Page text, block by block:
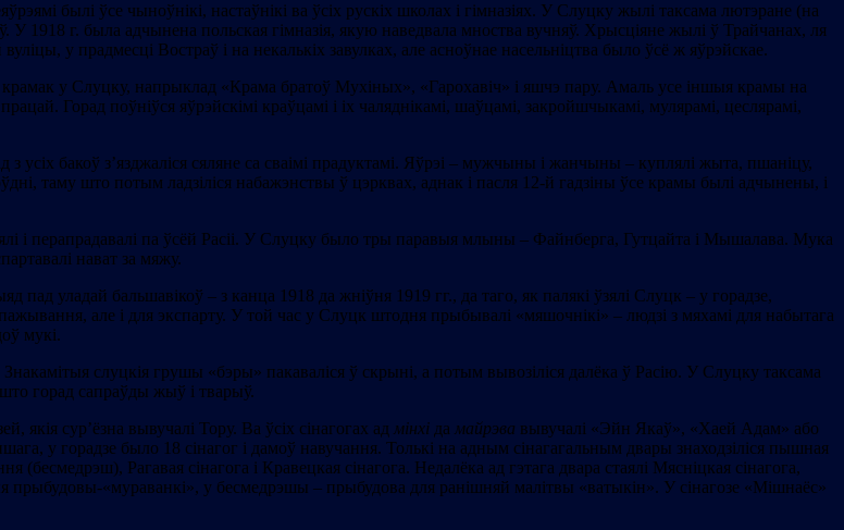
былі ўсе чыноўнікі, настаўнікі ва ўсіх рускіх школах і гімназіях. У Слуцку жылі таксама лютэране (на
У 1918 г. была адчынена польская гімназія, якую наведвала мноства вучняў. Хрысціяне жылі ў Трайчанах, ля
у прадмесці Востраў і на некалькіх завулках, але асноўнае насельніцтва было ўсё ж яўрэйскае.
крамак у Слуцку, напрыклад «Крама братоў Мухіных», «Гарохавіч» і яшчэ пару. Амаль усе іншыя крамы на
Горад поўніўся яўрэйскімі краўцамі і іх чаляднікамі, шаўцамі, закройшчыкамі, мулярамі, цеслярамі,
бакоў з’язджаліся сяляне са сваімі прадуктамі. Яўрэі – мужчыны і жанчыны – куплялі жыта, пшаніцу,
таму што потым ладзіліся набажэнствы ў цэрквах, аднак і пасля 12-й гадзіны ўсе крамы былі адчынены, і
і перапрадавалі па ўсёй Расіі. У Слуцку было тры паравыя млыны – Файнберга, Гутцайта і Мышалава. Мука
нават за мяжу.
уладай бальшавікоў – з канца 1918 да жніўня 1919 гг., да таго, як палякі ўзялі Слуцк – у горадзе,
але і для экспарту. У той час у Слуцк штодня прыбывалі «мяшочнікі» – людзі з мяхамі для набытага
мукі.
слуцкія грушы «бэры» пакаваліся ў скрыні, а потым вывозіліся далёка ў Расію. У Слуцку таксама
горад сапраўды жыў і тварыў.
якія сур’ёзна вывучалі Тору. Ва ўсіх сінагогах ад мінхі да майрэва вывучалі «Эйн Якаў», «Хаей Адам» або
у горадзе было 18 сінагог і дамоў навучання. Толькі на адным сінагагальным двары знаходзіліся пышная
Рагавая сінагога і Кравецкая сінагога. Недалёка ад гэтага двара стаялі Мясніцкая сінагога,
прыбудовы-«мураванкі», у бесмедрэшы – прыбудова для ранішняй малітвы «ватыкін». У сінагозе «Мішнаёс»